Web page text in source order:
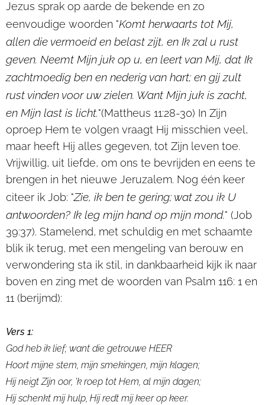
Jezus sprak op aarde de bekende en zo
eenvoudige woorden "Komt herwaarts tot Mij,
allen die vermoeid en belast zijt, en Ik zal u rust
geven. Neemt Mijn juk op u, en leert van Mij, dat Ik
zachtmoedig ben en nederig van hart; en gij zult
rust vinden voor uw zielen. Want Mijn juk is zacht,
en Mijn last is licht."(Mattheus 11:28-30) In Zijn
oproep Hem te volgen vraagt Hij misschien veel,
maar heeft Hij alles gegeven, tot Zijn leven toe.
Vrijwillig, uit liefde, om ons te bevrijden en eens te
brengen in het nieuwe Jeruzalem. Nog één keer
citeer ik Job: "Zie, ik ben te gering; wat zou ik U
antwoorden? Ik leg mijn hand op mijn mond." (Job
39:37). Stamelend, met schuldig en met schaamte
blik ik terug, met een mengeling van berouw en
verwondering sta ik stil, in dankbaarheid kijk ik naar
boven en zing met de woorden van Psalm 116: 1 en
11 (berijmd):
Vers 1:
God heb ik lief; want die getrouwe HEER
Hoort mijne stem, mijn smekingen, mijn klagen;
Hij neigt Zijn oor, 'k roep tot Hem, al mijn dagen;
Hij schenkt mij hulp, Hij redt mij keer op keer.